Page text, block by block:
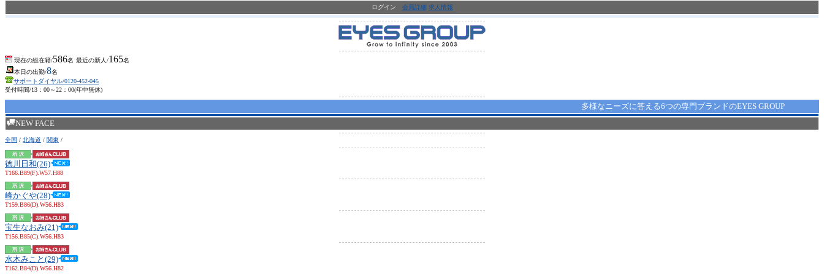
ログイン 会員詳細 求人情報
現在の総在籍/586名 最近の新人/165名
本日の出勤/8名
サポートダイヤル/0120-452-045
受付時間/13：00～22：00(年中無休)
多様なニーズに答える6つの専門ブランドのEYES GROUP
NEW FACE
全国 / 北海道 / 関東 /
徳川日和(26)
T166.B89(F).W57.H88
峰かぐや(28)
T159.B86(D).W56.H83
宝生なおみ(21)
T156.B85(C).W56.H83
水木みこと(29)
T162.B84(D).W56.H82